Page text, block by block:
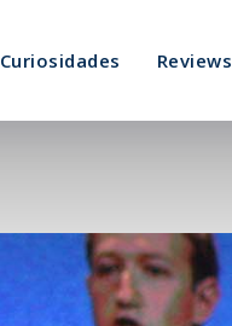
Curiosidades Reviews